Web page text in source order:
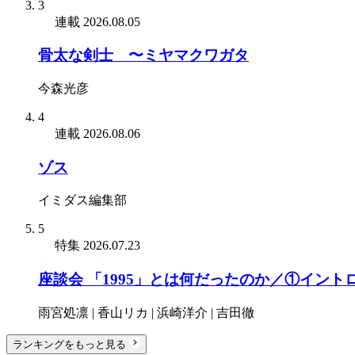
3
連載 2026.08.05
骨太な剣士 〜ミヤマクワガタ
今森光彦
4
連載 2026.08.06
ゾス
イミダス編集部
5
特集 2026.07.23
座談会 「1995」とは何だったのか／①イント
雨宮処凛 | 香山リカ | 浜崎洋介 | 吉田徹
ランキングをもっと見る